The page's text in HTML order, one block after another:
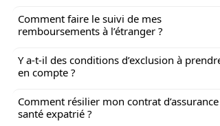
Comment faire le suivi de mes
remboursements à l’étranger ?
Y a-t-il des conditions d’exclusion à
en compte ?
Comment résilier mon contrat d’assurance
santé expatrié ?